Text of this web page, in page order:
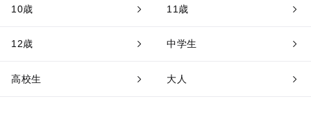
10歳 11歳
12歳 中学生
高校生 大人